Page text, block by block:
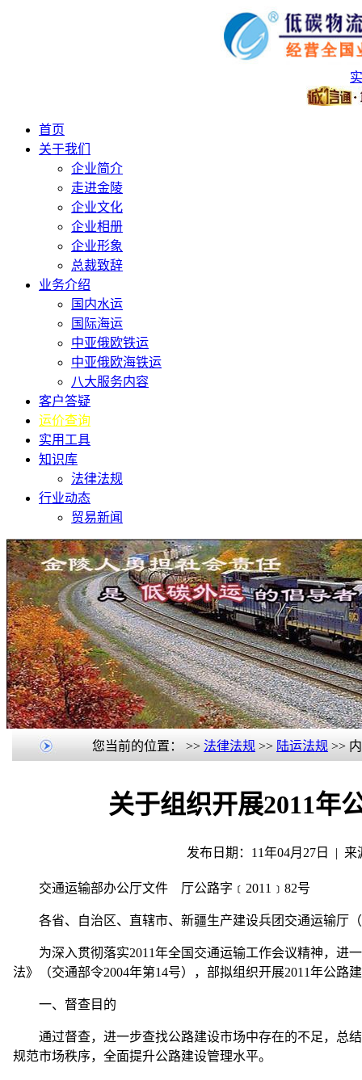
首页
关于我们
企业简介
走进金陵
企业文化
企业相册
企业形象
总裁致辞
业务介绍
国内水运
国际海运
中亚俄欧铁运
中亚俄欧海铁运
八大服务内容
客户答疑
运价查询
实用工具
知识库
法律法规
行业动态
贸易新闻
您当前的位置： >> 法律法规 >> 陆运法规 >>
关于组织开展2011年
发布日期：11年04月27日 |
交通运输部办公厅文件 厅公路字﹝2011﹞82号
各省、自治区、直辖市、新疆生产建设兵团交通运输厅（
为深入贯彻落实2011年全国交通运输工作会议精神，进
法》（交通部令2004年第14号），部拟组织开展2011年公路
一、督查目的
通过督查，进一步查找公路建设市场中存在的不足，总结
规范市场秩序，全面提升公路建设管理水平。